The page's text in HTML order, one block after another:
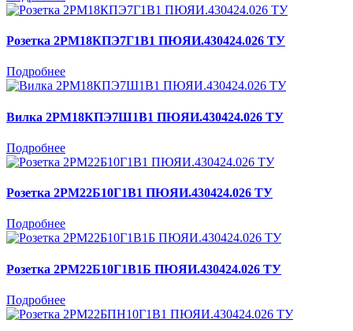
Розетка 2РМ18КПЭ7Г1В1 ПЮЯИ.430424.026 ТУ
Подробнее
Вилка 2РМ18КПЭ7Ш1В1 ПЮЯИ.430424.026 ТУ
Подробнее
Розетка 2РМ22Б10Г1В1 ПЮЯИ.430424.026 ТУ
Подробнее
Розетка 2РМ22Б10Г1В1Б ПЮЯИ.430424.026 ТУ
Подробнее